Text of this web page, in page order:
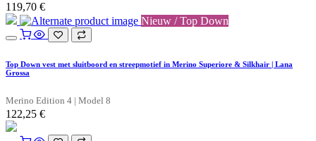
119,70 €
Nieuw / Top Down
Top Down vest met sluitboord en streepmotief in Merino Superiore & Silkhair | Lana
Grossa
Merino Edition 4 | Model 8
122,25 €